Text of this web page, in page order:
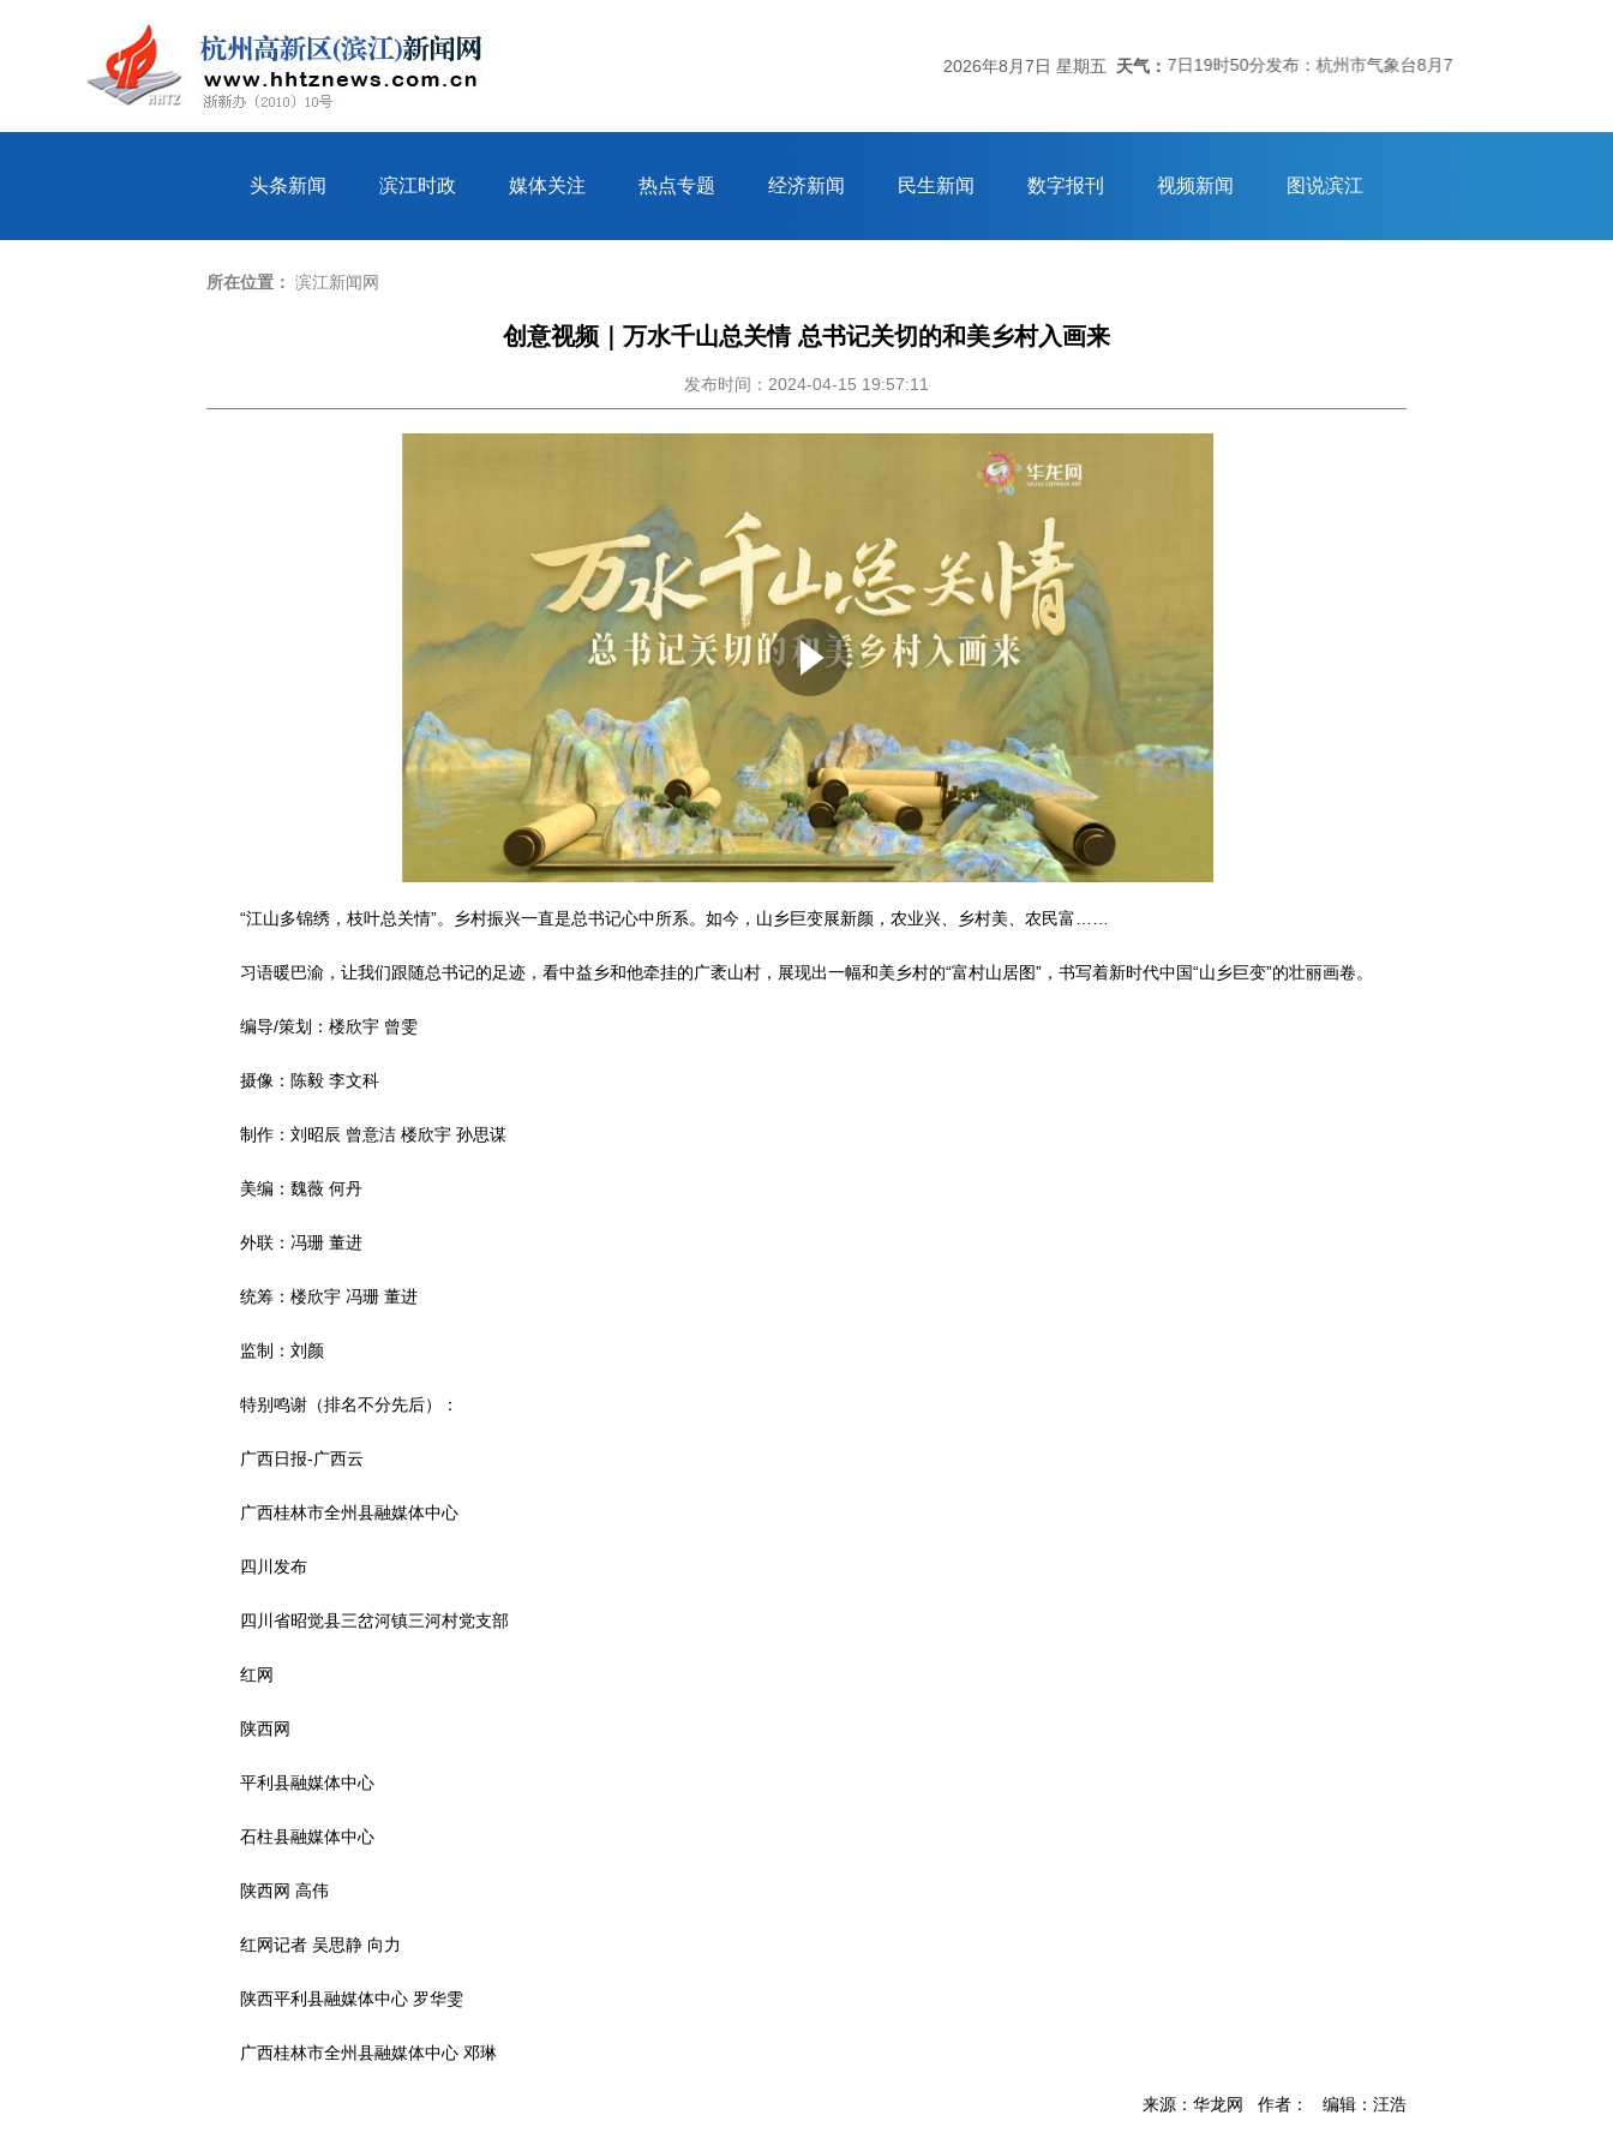
2026年8月7日 星期五 天气：
杭州市气象台07日19时50分发布：杭州市气象台8月7日19时40分发布的市区
头条新闻 滨江时政 媒体关注 热点专题 经济新闻 民生新闻 数字报刊 视频新闻 图说滨江
所在位置： 滨江新闻网
创意视频｜万水千山总关情 总书记关切的和美乡村入画来
发布时间：2024-04-15 19:57:11
“江山多锦绣，枝叶总关情”。乡村振兴一直是总书记心中所系。如今，山乡巨变展新颜，农业兴、乡村美、农民富……
习语暖巴渝，让我们跟随总书记的足迹，看中益乡和他牵挂的广袤山村，展现出一幅和美乡村的“富村山居图”，书写着新时代中国“山乡巨变”的壮丽画卷。
编导/策划：楼欣宇 曾雯
摄像：陈毅 李文科
制作：刘昭辰 曾意洁 楼欣宇 孙思谋
美编：魏薇 何丹
外联：冯珊 董进
统筹：楼欣宇 冯珊 董进
监制：刘颜
特别鸣谢（排名不分先后）：
广西日报-广西云
广西桂林市全州县融媒体中心
四川发布
四川省昭觉县三岔河镇三河村党支部
红网
陕西网
平利县融媒体中心
石柱县融媒体中心
陕西网 高伟
红网记者 吴思静 向力
陕西平利县融媒体中心 罗华雯
广西桂林市全州县融媒体中心 邓琳
来源：华龙网 作者： 编辑：汪浩